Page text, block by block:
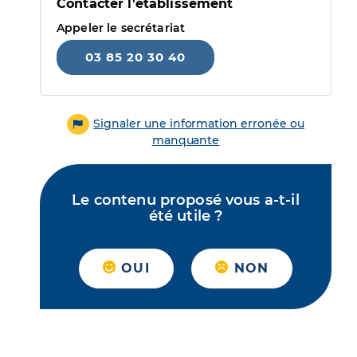
Contacter l'établissement
Appeler le secrétariat
03 85 20 30 40
Signaler une information erronée ou
manquante
Le contenu proposé vous a-t-il
été utile ?
OUI NON